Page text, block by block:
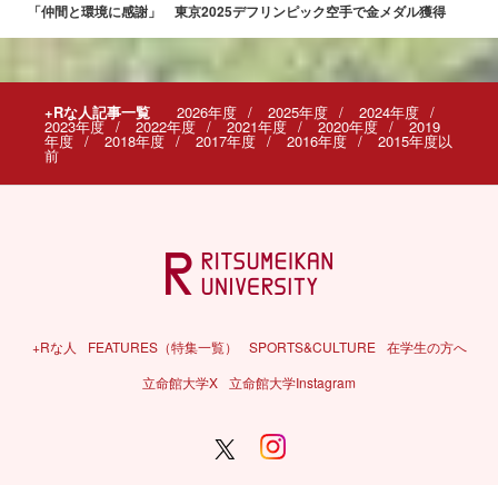
「仲間と環境に感謝」 東京2025デフリンピック空手で金メダル獲得
+Rな人記事一覧 2026年度 2025年度 2024年度
2023年度 2022年度 2021年度 2020年度 2019
年度 2018年度 2017年度 2016年度 2015年度以
前
+Rな人 FEATURES（特集一覧） SPORTS&CULTURE
在学生の方へ
立命館大学X 立命館大学Instagram